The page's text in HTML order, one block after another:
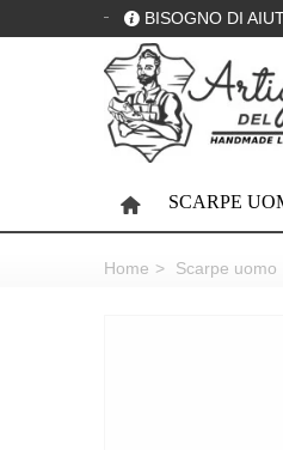
BISOGNO DI
SCARPE
Home > Scarpe uomo